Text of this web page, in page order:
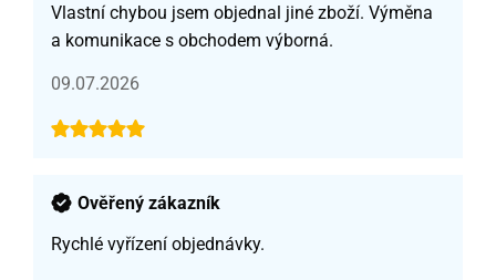
Vlastní chybou jsem objednal jiné zboží. Výměna
a komunikace s obchodem výborná.
09.07.2026
Ověřený zákazník
Rychlé vyřízení objednávky.